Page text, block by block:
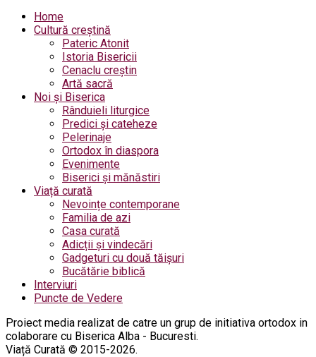
Home
Cultură creștină
Pateric Atonit
Istoria Bisericii
Cenaclu creștin
Artă sacră
Noi și Biserica
Rânduieli liturgice
Predici și cateheze
Pelerinaje
Ortodox în diaspora
Evenimente
Biserici și mănăstiri
Viață curată
Nevoințe contemporane
Familia de azi
Casa curată
Adicții și vindecări
Gadgeturi cu două tăișuri
Bucătărie biblică
Interviuri
Puncte de Vedere
Proiect media realizat de catre un grup de initiativa ortodox in
colaborare cu Biserica Alba - Bucuresti.
Viață Curată © 2015-2026.